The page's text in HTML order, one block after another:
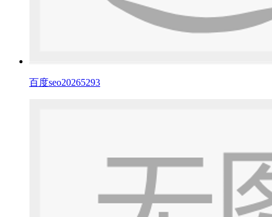
百度seo20265293